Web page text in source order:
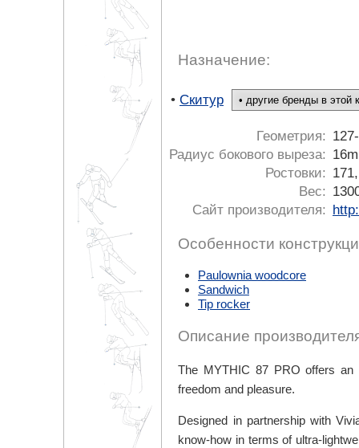
Назначение:
• Скитур
Геометрия:
Радиус бокового выреза:
Ростовки:
Вес:
Сайт производителя:
Особенности
Paulownia woodcore
Sandwich
Tip rocker
Описание
The MYTHIC 87 PRO offers an
freedom and pleasure.
Designed in partnership with
know-how in terms of ultra-